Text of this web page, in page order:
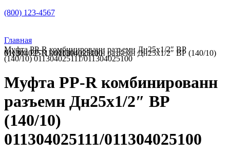
(800) 123-4567
Главная
Муфта PP-R комбинированн разъемн Дн25х1/2″ ВР
(140/10) 011304025111/011304025100
Муфта PP-R комбинированн разъемн Дн25х1/2″ ВР (140/10) 011304025111/011304025100
Муфта PP-R комбинированн
разъемн Дн25х1/2″ ВР
(140/10)
011304025111/011304025100